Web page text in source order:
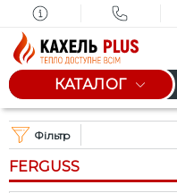
КАТАЛОГ
Фільтр
FERGUSS